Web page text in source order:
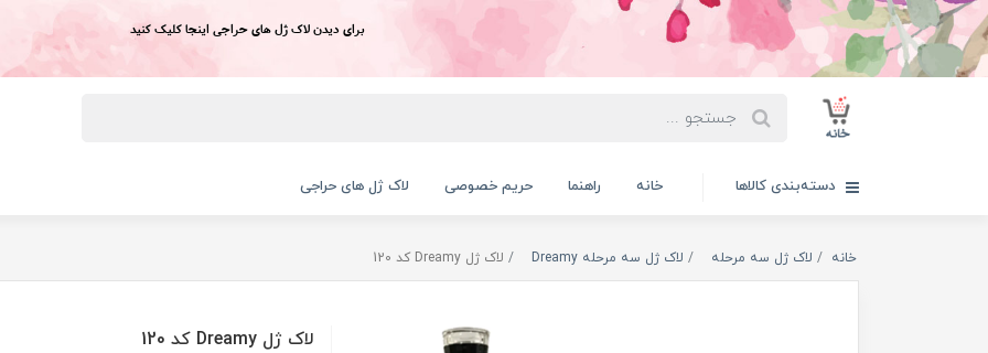
برای دیدن لاک ژل های حراجی اینجا کلیک کنید
دسته‌بندی کالاها خانه راهنما حریم خصوصی لاک ژل های حراجی
خانه لاک ژل سه مرحله لاک ژل سه مرحله Dreamy لاک ژل Dreamy کد 120
لاک ژل Dreamy کد 120